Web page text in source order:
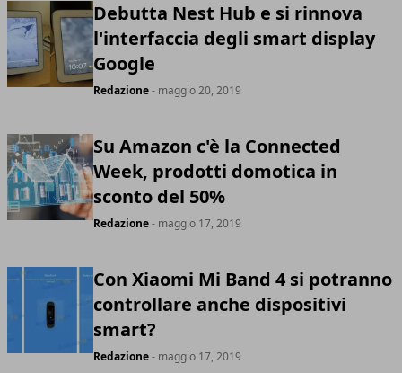
Debutta Nest Hub e si rinnova
l'interfaccia degli smart display
Google
Redazione- maggio 20, 2019
Su Amazon c'è la Connected
Week, prodotti domotica in
sconto del 50%
Redazione- maggio 17, 2019
Con Xiaomi Mi Band 4 si potranno
controllare anche dispositivi
smart?
Redazione- maggio 17, 2019